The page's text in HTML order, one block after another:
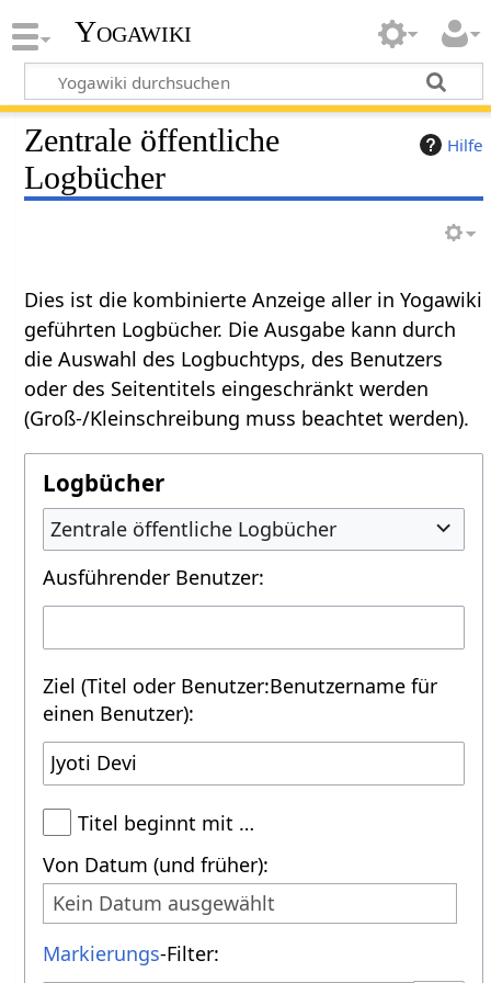
Yogawiki
Hilfe
Zentrale öffentliche
Logbücher
Dies ist die kombinierte Anzeige aller in Yogawiki
geführten Logbücher. Die Ausgabe kann durch
die Auswahl des Logbuchtyps, des Benutzers
oder des Seitentitels eingeschränkt werden
(Groß-/Kleinschreibung muss beachtet werden).
Logbücher
Zentrale öffentliche Logbücher
Ausführender Benutzer:
Ziel (Titel oder Benutzer:Benutzername für
einen Benutzer):
Titel beginnt mit …
Von Datum (und früher):
Kein Datum ausgewählt
Markierungs-Filter: